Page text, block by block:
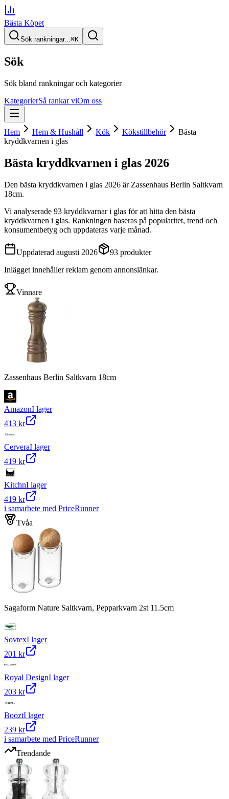
Bästa Köpet
Sök rankningar...⌘K
Sök
Sök bland rankningar och kategorier
KategorierSå rankar viOm oss
Hem Hem & Hushåll Kök Kökstillbehör
Bästa
kryddkvarnen i glas
Bästa kryddkvarnen i glas 2026
Den bästa kryddkvarnen i glas 2026 är Zassenhaus Berlin Saltkvarn
18cm.
Vi analyserade 93 kryddkvarnar i glas för att hitta den bästa
kryddkvarnen i glas. Rankningen baseras på popularitet, trend och
konsumentbetyg och uppdateras varje månad.
Uppdaterad augusti 2026 93 produkter
Inlägget innehåller reklam genom annonslänkar.
Vinnare
Zassenhaus Berlin Saltkvarn 18cm
AmazonI lager
413 kr
CerveraI lager
419 kr
KitchnI lager
419 kr
i samarbete med PriceRunner
Tvåa
Sagaform Nature Saltkvarn, Pepparkvarn 2st 11.5cm
SovtexI lager
201 kr
Royal DesignI lager
203 kr
BooztI lager
239 kr
i samarbete med PriceRunner
Trendande